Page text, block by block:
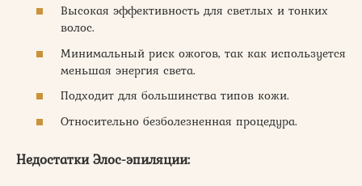
Высокая эффективность для светлых и тонких
волос.
Минимальный риск ожогов, так как используется
меньшая энергия света.
Подходит для большинства типов кожи.
Относительно безболезненная процедура.
Недостатки Элос-эпиляции: